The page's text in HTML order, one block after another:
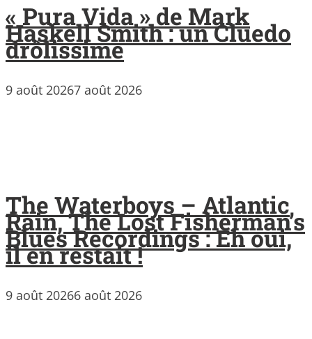
« Pura Vida » de Mark
Haskell Smith : un Cluedo
drôlissime
9 août 20267 août 2026
The Waterboys – Atlantic
Rain, The Lost Fisherman’s
Blues Recordings : Eh oui,
il en restait !
9 août 20266 août 2026